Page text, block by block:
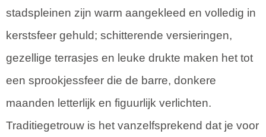
stadspleinen zijn warm aangekleed en volledig in
kerstsfeer gehuld; schitterende versieringen,
gezellige terrasjes en leuke drukte maken het tot
een sprookjessfeer die de barre, donkere
maanden letterlijk en figuurlijk verlichten.
Traditiegetrouw is het vanzelfsprekend dat je voor